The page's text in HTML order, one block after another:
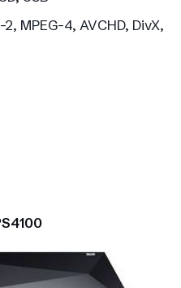
MPEG-4, AVCHD, DivX,